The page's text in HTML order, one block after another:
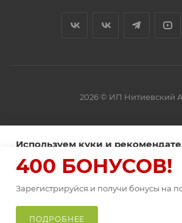
2026 © ИП Нитиевский
Используем куки и
Пользуясь сайтом Fishingband.ru, вы
использованиефайлов куки.
ПРИНИМАЮ
400 БОНУСОВ!
Зарегистрируйся и получи бонусы на
ПОДРОБНЕЕ